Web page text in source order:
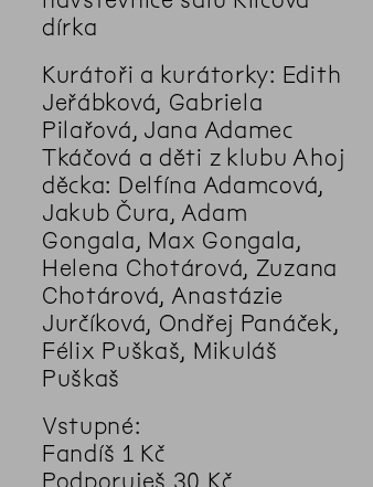
dírka
Kurátoři a kurátorky: Edith
Jeřábková, Gabriela
Pilařová, Jana Adamec
Tkáčová a děti z klubu Ahoj
děcka: Delfína Adamcová,
Jakub Čura, Adam
Gongala, Max Gongala,
Helena Chotárová, Zuzana
Chotárová, Anastázie
Jurčíková, Ondřej Panáček,
Félix Puškaš, Mikuláš
Puškaš
Vstupné:
Fandíš 1 Kč
Podporuješ 30 Kč